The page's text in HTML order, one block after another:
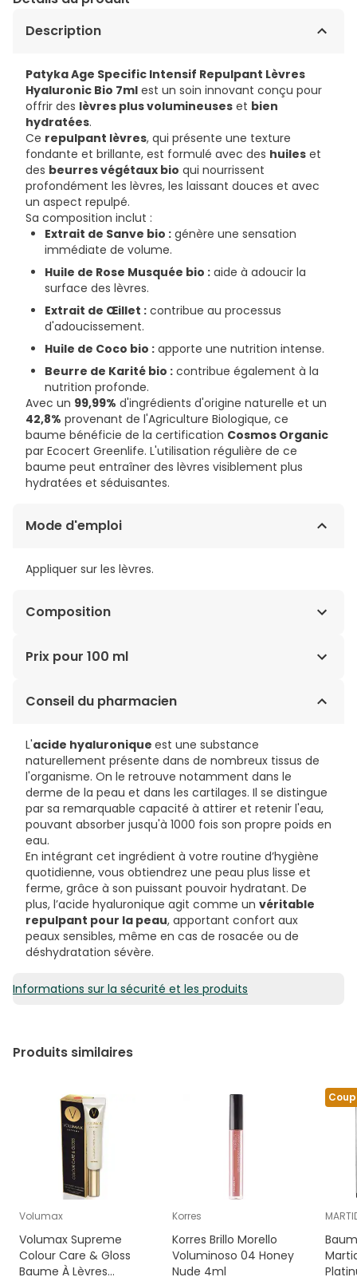
Description
Patyka Age Specific Intensif Repulpant Lèvres
Hyaluronic Bio 7ml est un soin innovant conçu pour
offrir des lèvres plus volumineuses et bien
hydratées.
Ce repulpant lèvres, qui présente une texture
fondante et brillante, est formulé avec des huiles et
des beurres végétaux bio qui nourrissent
profondément les lèvres, les laissant douces et avec
un aspect repulpé.
Sa composition inclut :
Extrait de Sanve bio : génère une sensation
immédiate de volume.
Huile de Rose Musquée bio : aide à adoucir la
surface des lèvres.
Extrait de Œillet : contribue au processus
d'adoucissement.
Huile de Coco bio : apporte une nutrition intense.
Beurre de Karité bio : contribue également à la
nutrition profonde.
Avec un 99,99% d'ingrédients d'origine naturelle et un
42,8% provenant de l'Agriculture Biologique, ce
baume bénéficie de la certification Cosmos Organic
par Ecocert Greenlife. L'utilisation régulière de ce
baume peut entraîner des lèvres visiblement plus
hydratées et séduisantes.
Mode d'emploi
Appliquer sur les lèvres.
Composition
Hydroxystearic/Linolenic/Oleic Polyglycerides, Cocos
(Water), Olea Europaea (Olive) Fruit Oil*, Helianthus
Hyaluronate, Rosa Canina Fruit Oil*, Camelina Sativa
Seed Oil*, Dianthus Caryophyllus Flower Extract, Ricinus
Communis (Castor) Seed Oil, Brassica Alba Sprout
Extract*, Stevia Rebaudiana Extract*, Parfum
(Fragrance), Trihydroxystearin, Tocopherol, Butylene
Glycol, Glyceryl Linoleate, Sucrose Palmitate, Vanillyl
Butyl Ether, Hydrogenated Castor Oil, Sodium
Benzoate, Ci 77491 (Iron Oxides), Vanilin***, Ci 77499
(Iron Oxides) [06-004-1.15]
Ingredients issus De L'agriculture Biologique.
*Transforme A Partir D'ingredients Biologiques.
Prix pour 100 ml
313,14€ / 100 ml
Conseil du pharmacien
L'acide hyaluronique est une substance
naturellement présente dans de nombreux tissus de
l'organisme. On le retrouve notamment dans le
derme de la peau et dans les cartilages. Il se distingue
par sa remarquable capacité à attirer et retenir l'eau,
pouvant absorber jusqu'à 1000 fois son propre poids en
eau.
En intégrant cet ingrédient à votre routine d’hygiène
quotidienne, vous obtiendrez une peau plus lisse et
ferme, grâce à son puissant pouvoir hydratant. De
plus, l’acide hyaluronique agit comme un véritable
repulpant pour la peau, apportant confort aux
peaux sensibles, même en cas de rosacée ou de
déshydratation sévère.
Informations sur la sécurité et les produits
Produits similaires
Volumax
Volumax Supreme
Colour Care & Gloss
Baume À Lèvres
Korres
Korres Brillo Morello
Voluminoso 04 Honey
Nude 4ml